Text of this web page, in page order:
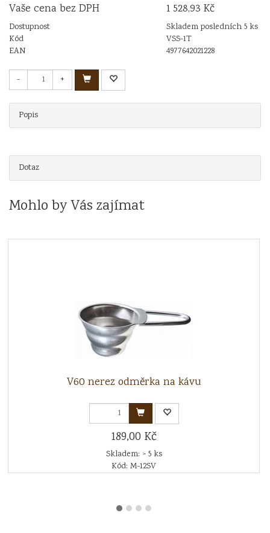
Vaše cena bez DPH
1 528,93 Kč
Dostupnost
Skladem posledních 5 ks
Kód
VSS-1T
EAN
4977642021228
- +
Popis
Dotaz
Mohlo by Vás zajímat
V60 nerez odměrka na kávu
189,00 Kč
Skladem: > 5 ks
Kód: M-12SV